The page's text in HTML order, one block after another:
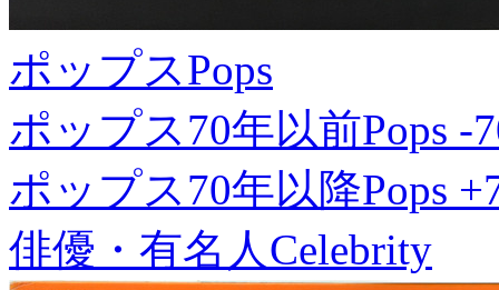
ポップスPops
ポップス70年以前Pops -
ポップス70年以降Pops
俳優・有名人Celebrity